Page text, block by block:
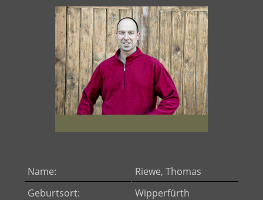
Name:
Riewe, Thomas
Geburtsort:
Wipperfürth